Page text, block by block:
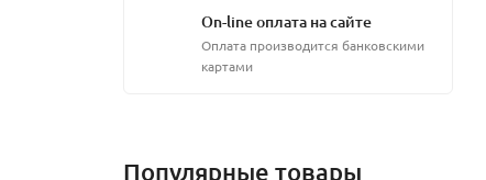
On-line оплата на сайте
Оплата производится банковскими
картами
Популярные товары